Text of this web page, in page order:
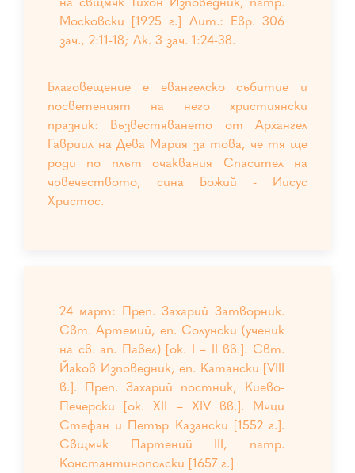
Московски [1925 г.] Лит.: Евр. 306
зач., 2:11-18; Лк. 3 зач. 1:24-38.
Благовещение е евангелско събитие и
посветеният на него християнски
празник: Възвестяването от Архангел
Гавриил на Дева Мария за това, че тя ще
роди по плът очаквания Спасител на
човечеството, сина Божий - Иисус
Христос.
24 март: Преп. Захарий Затворник.
Свт. Артемий, еп. Солунски (ученик
на св. ап. Павел) [ок. I – II вв.]. Свт.
Йаков Изповедник, еп. Катански [VIII
в.]. Преп. Захарий постник, Киево-
Печерски [ок. ХII – ХIV вв.]. Мчци
Стефан и Петър Казански [1552 г.].
Свщмчк Партений III, патр.
Константинополски [1657 г.]